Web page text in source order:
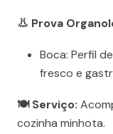
👃 Prova
Boca: Perfil
fresco e
🍽️ Serviço:
cozinha minhota.